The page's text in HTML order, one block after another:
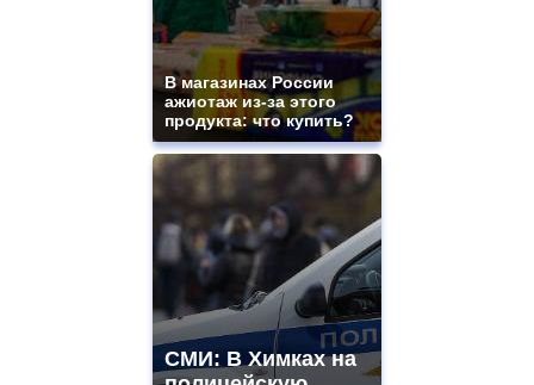
В магазинах России
ажиотаж из-за этого
продукта: что купить?
СМИ: В Химках на